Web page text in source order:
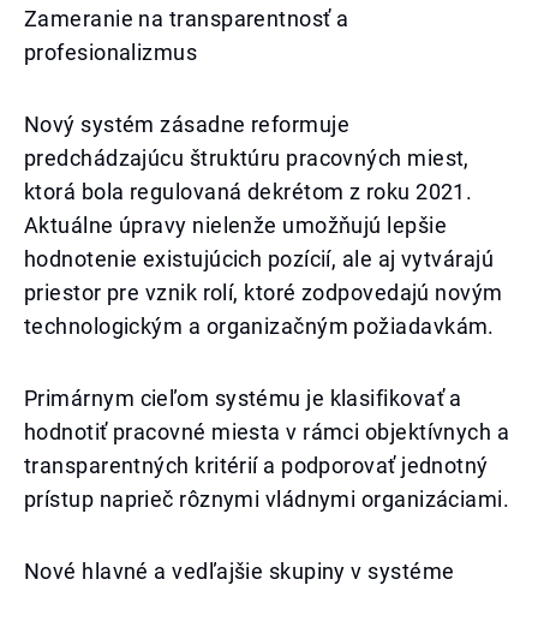
Zameranie na transparentnosť a
profesionalizmus
Nový systém zásadne reformuje
predchádzajúcu štruktúru pracovných miest,
ktorá bola regulovaná dekrétom z roku 2021.
Aktuálne úpravy nielenže umožňujú lepšie
hodnotenie existujúcich pozícií, ale aj vytvárajú
priestor pre vznik rolí, ktoré zodpovedajú novým
technologickým a organizačným požiadavkám.
Primárnym cieľom systému je klasifikovať a
hodnotiť pracovné miesta v rámci objektívnych a
transparentných kritérií a podporovať jednotný
prístup naprieč rôznymi vládnymi organizáciami.
Nové hlavné a vedľajšie skupiny v systéme